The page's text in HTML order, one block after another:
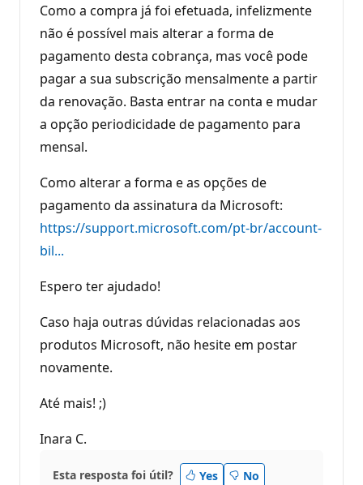
Como a compra já foi efetuada, infelizmente
não é possível mais alterar a forma de
pagamento desta cobrança, mas você pode
pagar a sua subscrição mensalmente a partir
da renovação. Basta entrar na conta e mudar
a opção periodicidade de pagamento para
mensal.
Como alterar a forma e as opções de
pagamento da assinatura da Microsoft:
https://support.microsoft.com/pt-br/account-
bil...
Espero ter ajudado!
Caso haja outras dúvidas relacionadas aos
produtos Microsoft, não hesite em postar
novamente.
Até mais! ;)
Inara C.
Esta resposta foi útil? Yes No